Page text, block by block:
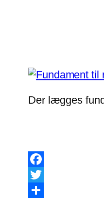
Der lægges
Facebook
Twitter